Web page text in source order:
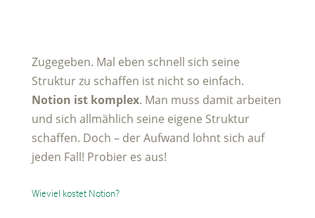
Zugegeben. Mal eben schnell sich seine
Struktur zu schaffen ist nicht so einfach.
Notion ist komplex. Man muss damit arbeiten
und sich allmählich seine eigene Struktur
schaffen. Doch – der Aufwand lohnt sich auf
jeden Fall! Probier es aus!
Wieviel kostet Notion?